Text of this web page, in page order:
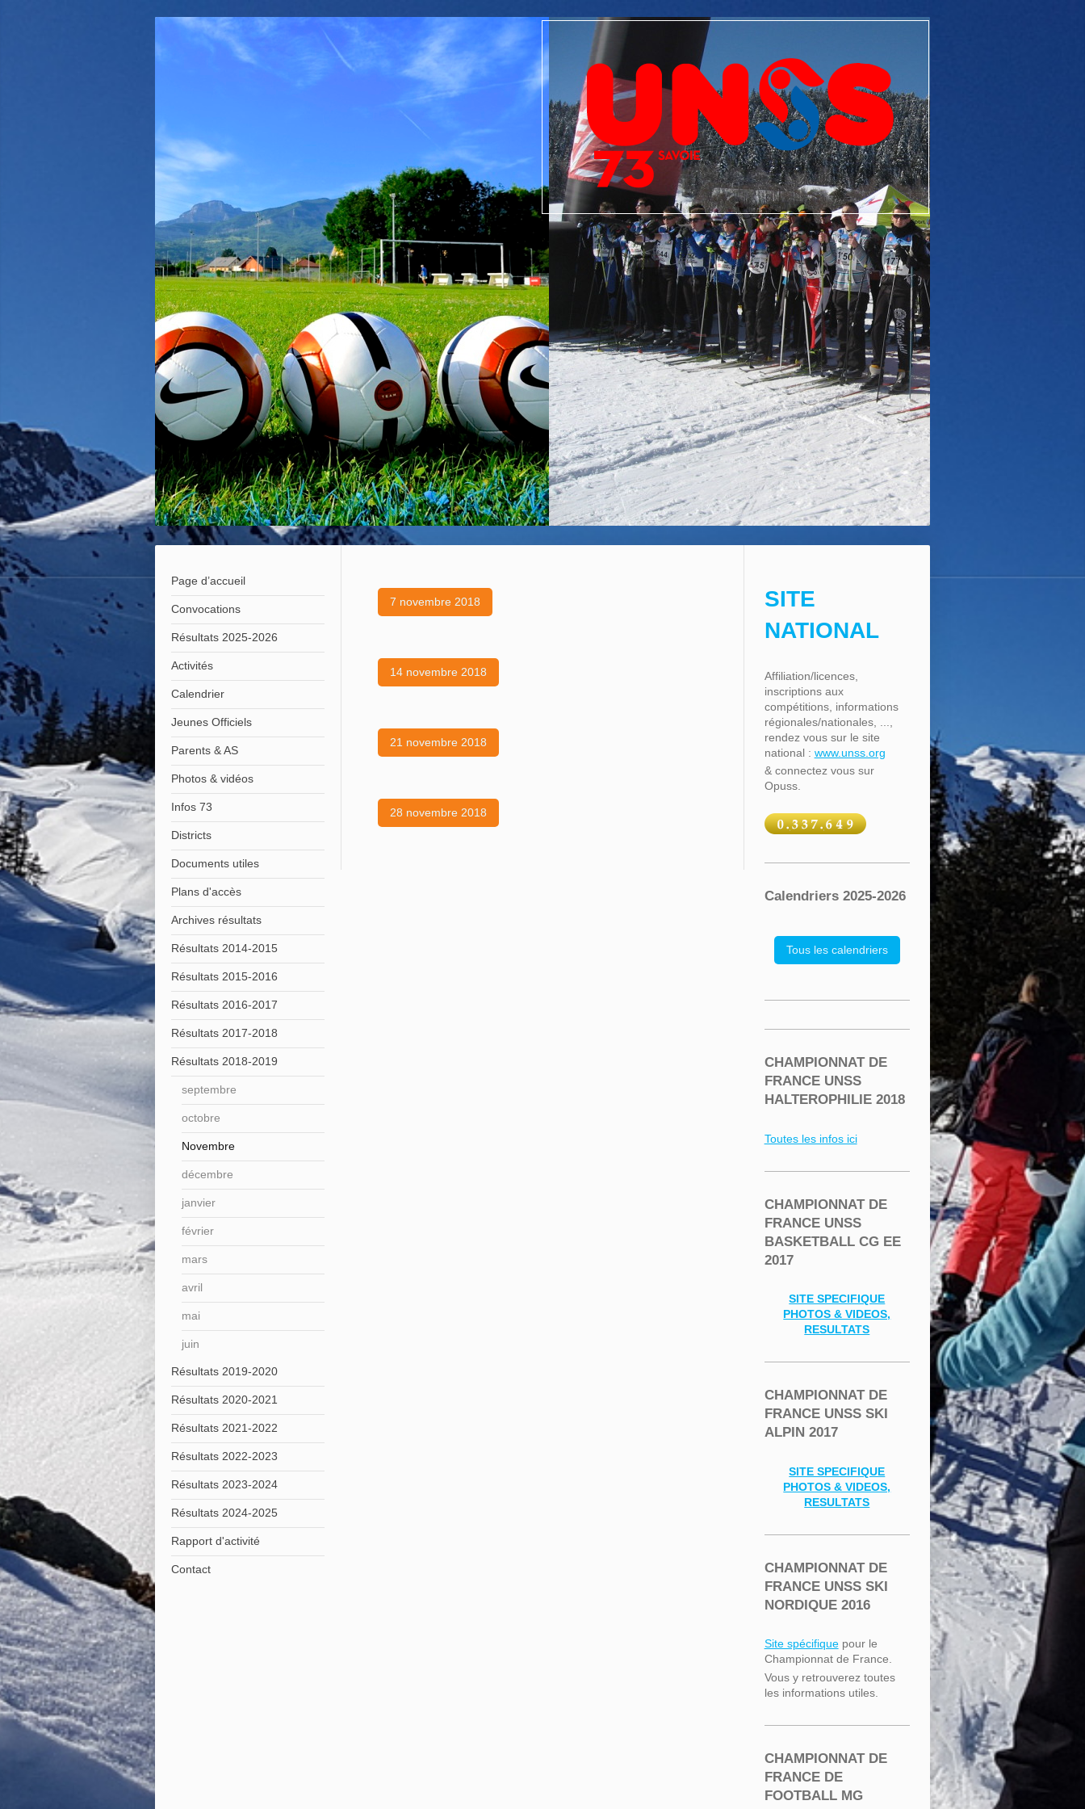
Page d’accueil
Convocations
Résultats 2025-2026
Activités
Calendrier
Jeunes Officiels
Parents & AS
Photos & vidéos
Infos 73
Districts
Documents utiles
Plans d'accès
Archives résultats
Résultats 2014-2015
Résultats 2015-2016
Résultats 2016-2017
Résultats 2017-2018
Résultats 2018-2019
septembre
octobre
Novembre
décembre
janvier
février
mars
avril
mai
juin
Résultats 2019-2020
Résultats 2020-2021
Résultats 2021-2022
Résultats 2022-2023
Résultats 2023-2024
Résultats 2024-2025
Rapport d'activité
Contact
7 novembre 2018
14 novembre 2018
21 novembre 2018
28 novembre 2018
SITE
NATIONAL
Affiliation/licences,
inscriptions aux
compétitions, informations
régionales/nationales, ...,
rendez vous sur le site
national : www.unss.org
& connectez vous sur
Opuss.
Calendriers 2025-2026
Tous les calendriers
CHAMPIONNAT DE
FRANCE UNSS
HALTEROPHILIE 2018
Toutes les infos ici
CHAMPIONNAT DE
FRANCE UNSS
BASKETBALL CG EE
2017
SITE SPECIFIQUE
PHOTOS & VIDEOS,
RESULTATS
CHAMPIONNAT DE
FRANCE UNSS SKI
ALPIN 2017
SITE SPECIFIQUE
PHOTOS & VIDEOS,
RESULTATS
CHAMPIONNAT DE
FRANCE UNSS SKI
NORDIQUE 2016
Site spécifiquepour le
Championnat de France.
Vous y retrouverez toutes
les informations utiles.
CHAMPIONNAT DE
FRANCE DE
FOOTBALL MG